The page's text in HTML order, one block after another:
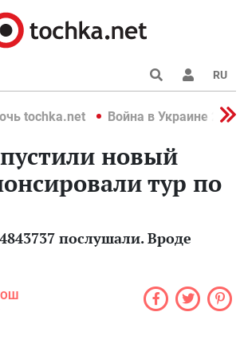
RU
tochka.net Война в Украине 2022
новый
тур по
послушали. Вроде